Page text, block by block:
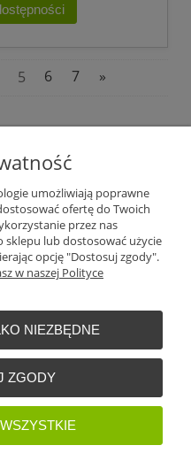
5 6 7 »
umożliwiają poprawne
ofertę do Twoich
przez nas
sklepu lub dostosować użycie
opcję "Dostosuj zgody".
w naszej Polityce
NIEZBĘDNE
ZGODY